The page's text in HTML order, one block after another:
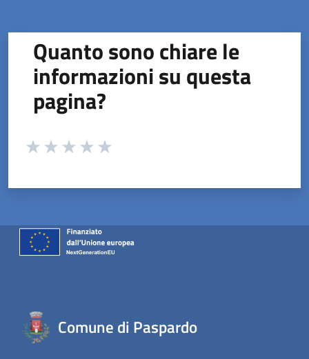
Quanto sono chiare le
informazioni su questa
pagina?
Valuta da 1 a 5 stelle la pagina
Comune di Paspardo